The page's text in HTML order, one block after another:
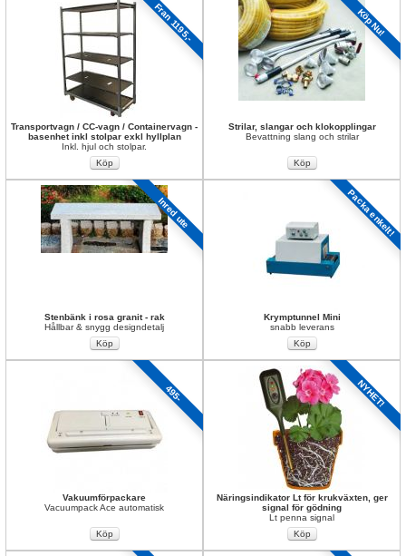
Fran 1195,-
Transportvagn / CC-vagn / Containervagn -
basenhet inkl stolpar exkl hyllplan
Inkl. hjul och stolpar.
Köp Nu!
Strilar, slangar och klokopplingar
Bevattning slang och strilar
Inred ute
Stenbänk i rosa granit - rak
Hållbar & snygg designdetalj
Packa enkelt!
Krymptunnel Mini
snabb leverans
495-
Vakuumförpackare
Vacuumpack Ace automatisk
NYHET!
Näringsindikator Lt för krukväxten, ger
signal för gödning
Lt penna signal